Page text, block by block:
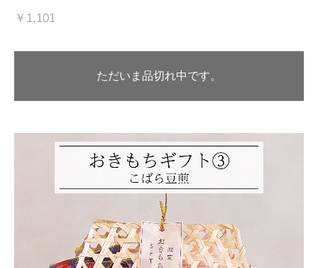
￥1,101
ただいま品切れ中です。